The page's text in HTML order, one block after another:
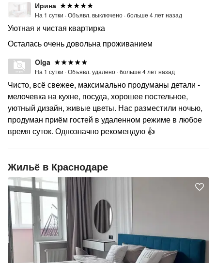
Ирина
На 1 сутки ·Объявл. выключено ·больше 4 лет назад
Уютная и чистая квартирка
Осталась очень довольна проживанием
Olga
На 1 сутки ·Объявл. удалено ·больше 4 лет назад
Чисто, всё свежее, максимально продуманы детали -
мелочевка на кухне, посуда, хорошее постельное,
уютный дизайн, живые цветы. Нас разместили ночью,
продуман приём гостей в удаленном режиме в любое
время суток. Однозначно рекомендую 👍
Жильё в Краснодаре